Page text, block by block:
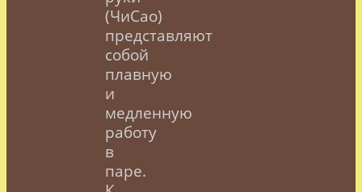
(ЧиСао)
представляют
собой
плавную
и
медленную
работу
в
паре.